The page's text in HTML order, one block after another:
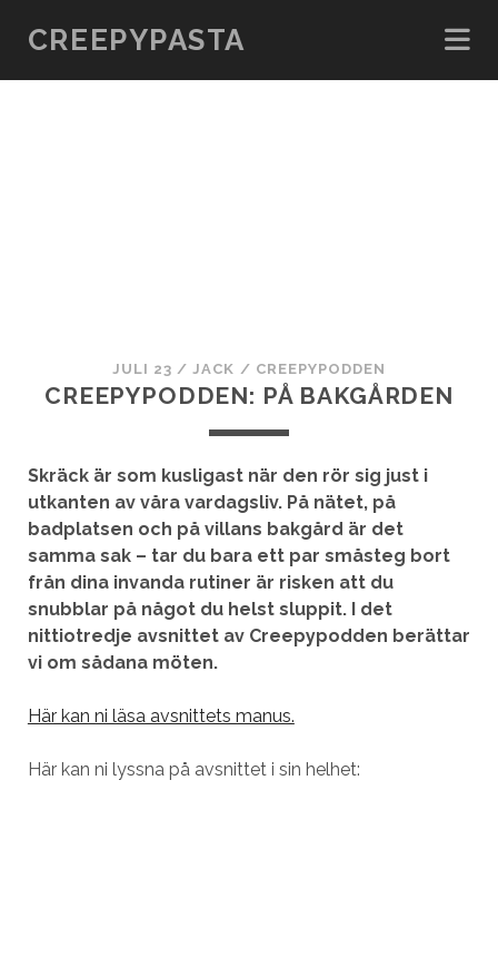
CREEPYPASTA
JULI 23 /JACK / CREEPYPODDEN
CREEPYPODDEN: PÅ BAKGÅRDEN
Skräck är som kusligast när den rör sig just i
utkanten av våra vardagsliv. På nätet, på
badplatsen och på villans bakgård är det
samma sak – tar du bara ett par småsteg bort
från dina invanda rutiner är risken att du
snubblar på något du helst sluppit. I det
nittiotredje avsnittet av Creepypodden berättar
vi om sådana möten.
Här kan ni läsa avsnittets manus.
Här kan ni lyssna på avsnittet i sin helhet: